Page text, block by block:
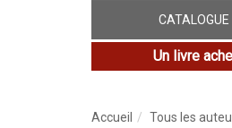
CATALOGUE
Un livre
Accueil Tous les